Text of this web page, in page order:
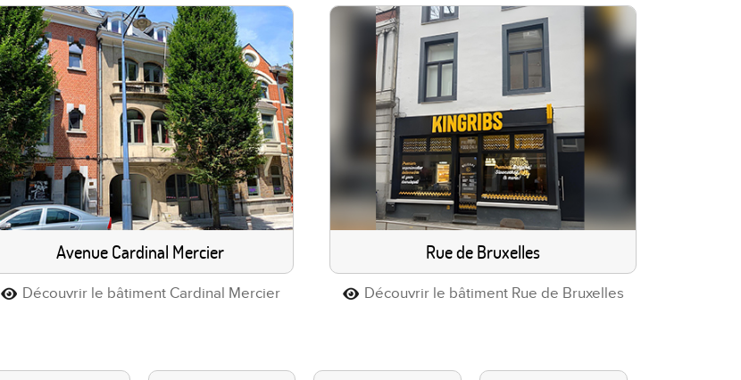
Avenue Cardinal Mercier
Découvrir le bâtiment Cardinal Mercier
Rue de Bruxelles
Découvrir le bâtiment Rue de Bruxelles